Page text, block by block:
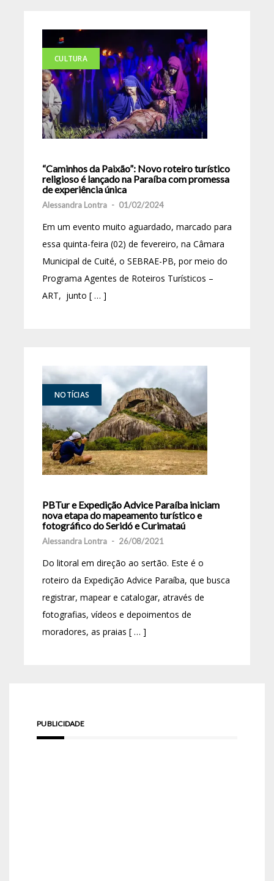
CULTURA
“Caminhos da Paixão”: Novo roteiro turístico
religioso é lançado na Paraíba com promessa
de experiência única
Alessandra Lontra - 01/02/2024
Em um evento muito aguardado, marcado para
essa quinta-feira (02) de fevereiro, na Câmara
Municipal de Cuité, o SEBRAE-PB, por meio do
Programa Agentes de Roteiros Turísticos –
ART, junto [ … ]
NOTÍCIAS
PBTur e Expedição Advice Paraíba iniciam
nova etapa do mapeamento turístico e
fotográfico do Seridó e Curimataú
Alessandra Lontra - 26/08/2021
Do litoral em direção ao sertão. Este é o
roteiro da Expedição Advice Paraíba, que busca
registrar, mapear e catalogar, através de
fotografias, vídeos e depoimentos de
moradores, as praias [ … ]
PUBLICIDADE